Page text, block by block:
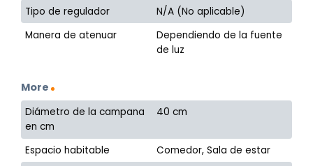
Tipo de regulador
N/A (No aplicable)
Manera de atenuar
Dependiendo de la fuente
de luz
More
Diámetro de la campana
en cm
40 cm
Espacio habitable
Comedor, Sala de estar